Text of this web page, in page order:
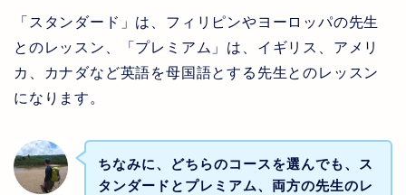
「スタンダード」は、フィリピンやヨーロッパの先生
とのレッスン、「プレミアム」は、イギリス、アメリ
カ、カナダなど英語を母国語とする先生とのレッスン
になります。
ちなみに、どちらのコースを選んでも、ス
タンダードとプレミアム、両方の先生のレ